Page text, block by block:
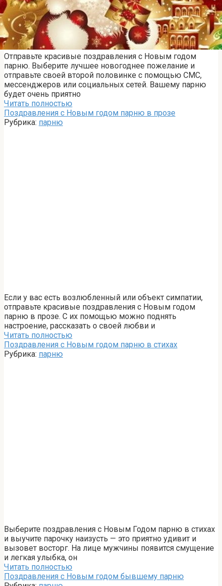
Отправьте красивые поздравления с Новым годом
парню. Выберите лучшее новогоднее пожелание и
отправьте своей второй половинке с помощью СМС,
мессенджеров или социальных сетей. Вашему парню
будет очень приятно
Читать полностью
Поздравления с Новым годом парню в прозе
Рубрика: парню
Если у вас есть возлюбленный или объект симпатии,
отправьте красивые поздравления с Новым годом
парню в прозе. С их помощью можно поднять
настроение, рассказать о своей любви и
Читать полностью
Поздравления с Новым годом парню в стихах
Рубрика: парню
Выберите поздравления с Новым Годом парню в стихах
и выучите парочку наизусть — это приятно удивит и
вызовет восторг. На лице мужчины появится смущение
и легкая улыбка, он
Читать полностью
Поздравления с Новым годом бывшему парню